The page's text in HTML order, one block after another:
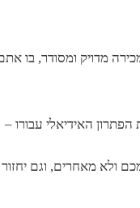
מדויק ומסודר, בו
הפתרון האידיאלי עבורו –
ולא מאחרים, וגם יחזור